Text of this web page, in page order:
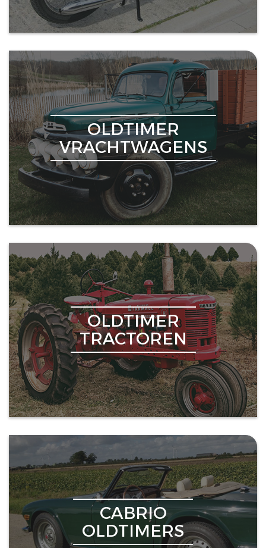
OLDTIMER
VRACHTWAGENS
OLDTIMER
TRACTOREN
CABRIO
OLDTIMERS